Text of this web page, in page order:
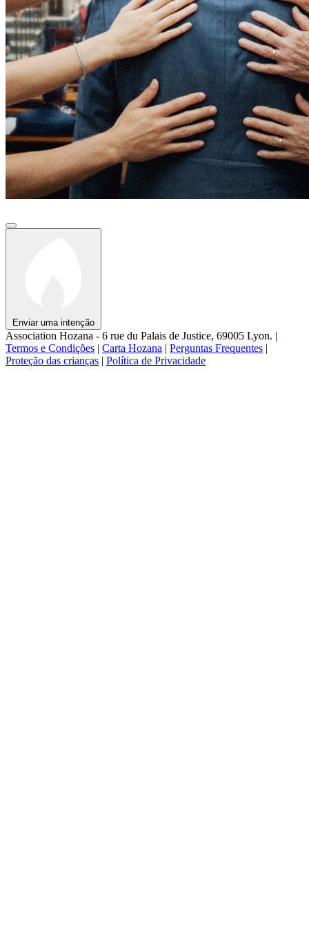
Enviar uma intenção
Association Hozana - 6 rue du Palais de Justice, 69005 Lyon. |
Termos e Condições | Carta Hozana | Perguntas Frequentes |
Proteção das crianças | Política de Privacidade